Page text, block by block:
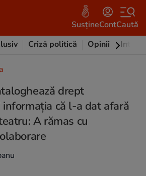
SusțineContCaută
Criză politică Opinii
drept
informația că l-a dat afară
A rămas cu